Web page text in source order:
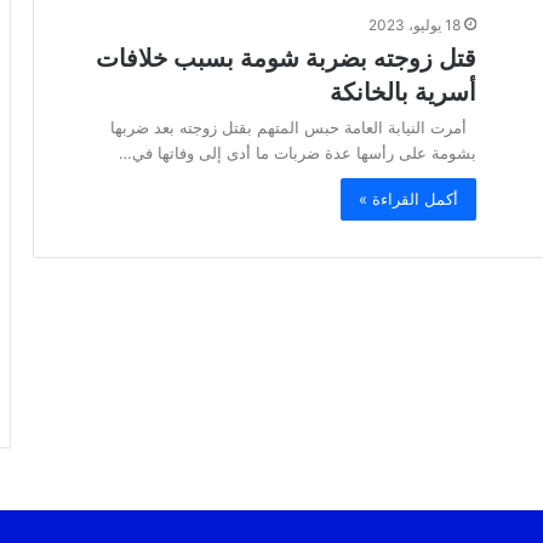
18 يوليو، 2023
قتل زوجته بضربة شومة بسبب خلافات
أسرية بالخانكة
أمرت النيابة العامة حبس المتهم بقتل زوجته بعد ضربها
بشومة على رأسها عدة ضربات ما أدى إلى وفاتها في…
أكمل القراءة »